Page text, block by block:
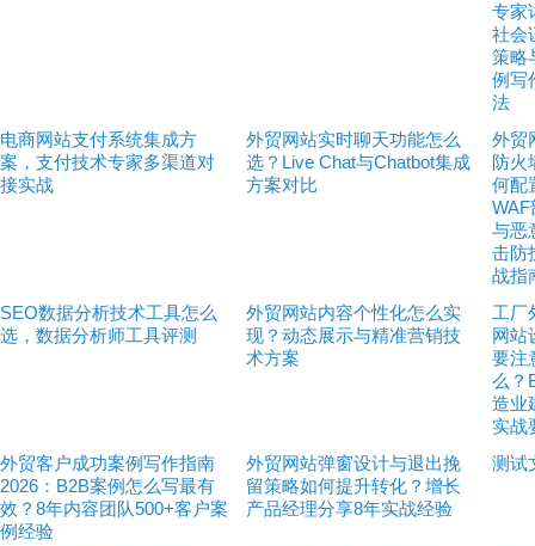
专家
社会
策略
例写
法
电商网站支付系统集成方
案，支付技术专家多渠道对
接实战
外贸网站实时聊天功能怎么
选？Live Chat与Chatbot集成
方案对比
外贸
防火
何配
WAF
与恶
击防
战指
SEO数据分析技术工具怎么
选，数据分析师工具评测
外贸网站内容个性化怎么实
现？动态展示与精准营销技
术方案
工厂
网站
要注
么？
造业
实战
外贸客户成功案例写作指南
2026：B2B案例怎么写最有
效？8年内容团队500+客户案
例经验
外贸网站弹窗设计与退出挽
留策略如何提升转化？增长
产品经理分享8年实战经验
测试